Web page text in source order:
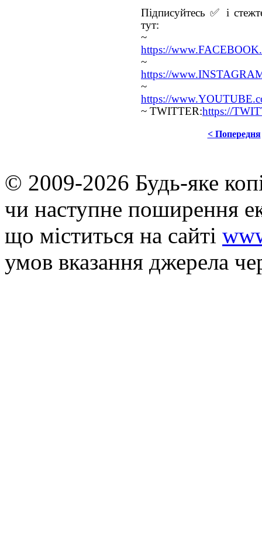
Підписуйтесь ✅ і
тут:
~
https://
~
https://
~
https://
~ TWITTER:https://
< Попередня
© 2009-2026 Будь-яке
чи наступне поширення
що мiститься на сайті
умов вказання джерела